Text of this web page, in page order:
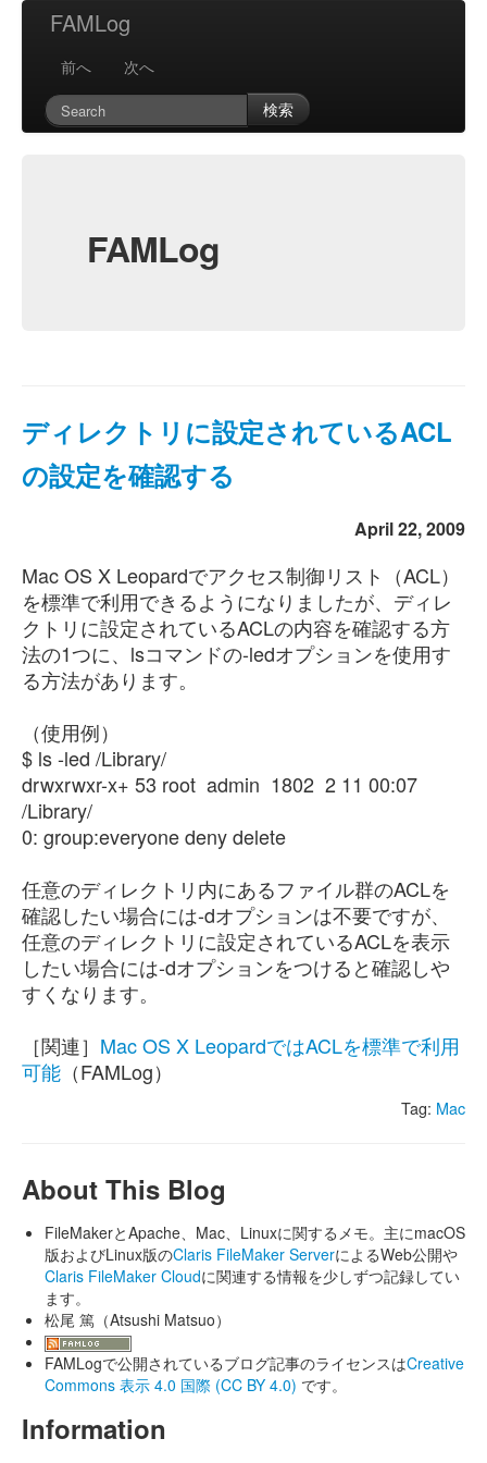
FAMLog
前へ
次へ
検索
FAMLog
ディレクトリに設定されているACL
の設定を確認する
April 22, 2009
Mac OS X Leopardでアクセス制御リスト（ACL）
を標準で利用できるようになりましたが、ディレ
クトリに設定されているACLの内容を確認する方
法の1つに、lsコマンドの-ledオプションを使用す
る方法があります。
（使用例）
$ ls -led /Library/
drwxrwxr-x+ 53 root admin 1802 2 11 00:07
/Library/
0: group:everyone deny delete
任意のディレクトリ内にあるファイル群のACLを
確認したい場合には-dオプションは不要ですが、
任意のディレクトリに設定されているACLを表示
したい場合には-dオプションをつけると確認しや
すくなります。
［関連］ Mac OS X LeopardではACLを標準で利用
可能 （FAMLog）
Tag: Mac
About This Blog
FileMakerとApache、Mac、Linuxに関するメモ。主にmacOS
版およびLinux版のClaris FileMaker ServerによるWeb公開や
Claris FileMaker Cloudに関連する情報を少しずつ記録してい
ます。
松尾 篤（Atsushi Matsuo）
FAMLogで公開されているブログ記事のライセンスはCreative
Commons 表示 4.0 国際 (CC BY 4.0) です。
Information